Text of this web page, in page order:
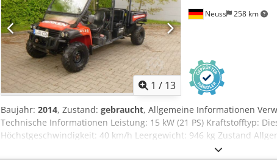
1 / 13
Neuss 258 km
Baujahr: 2014, Zustand: gebraucht, Allgemeine Informationen
Technische Informationen Leistung: 15 kW (21 PS) Kraftstofftyp:
Höchstgeschwindigkeit: 40 km/h Leergewicht: 946 kg Zustand
Zustand: gut Optischer Zustand: gut Weitere Informationen
weitere Informationen zu erhalten. Hersteller: John Deere Typ: